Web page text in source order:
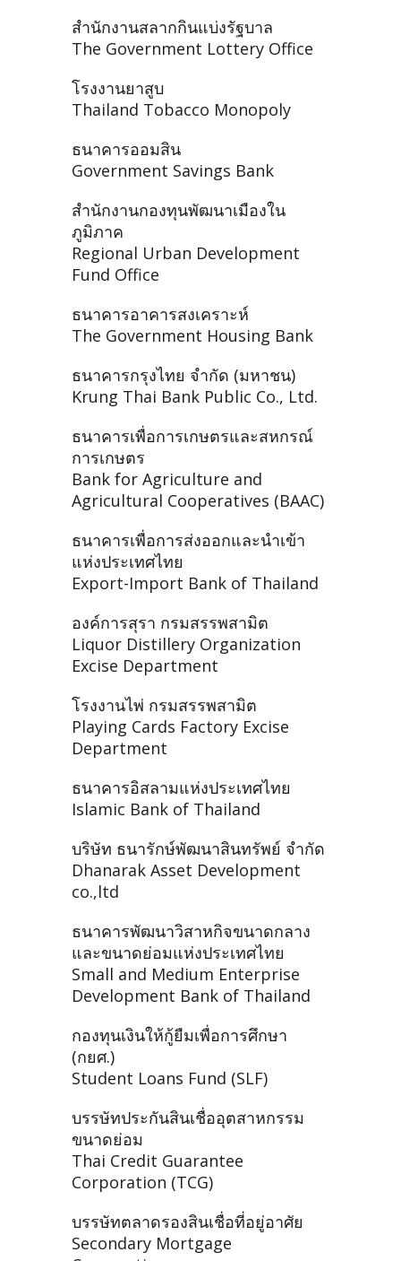
สำนักงานสลากกินแบ่งรัฐบาล
The Government Lottery Office
โรงงานยาสูบ
Thailand Tobacco Monopoly
ธนาคารออมสิน
Government Savings Bank
สำนักงานกองทุนพัฒนาเมืองใน
ภูมิภาค
Regional Urban Development
Fund Office
ธนาคารอาคารสงเคราะห์
The Government Housing Bank
ธนาคารกรุงไทย จำกัด (มหาชน)
Krung Thai Bank Public Co., Ltd.
ธนาคารเพื่อการเกษตรและสหกรณ์
การเกษตร
Bank for Agriculture and
Agricultural Cooperatives (BAAC)
ธนาคารเพื่อการส่งออกและนำเข้า
แห่งประเทศไทย
Export-Import Bank of Thailand
องค์การสุรา กรมสรรพสามิต
Liquor Distillery Organization
Excise Department
โรงงานไพ่ กรมสรรพสามิต
Playing Cards Factory Excise
Department
ธนาคารอิสลามแห่งประเทศไทย
Islamic Bank of Thailand
บริษัท ธนารักษ์พัฒนาสินทรัพย์ จำกัด
Dhanarak Asset Development
co.,ltd
ธนาคารพัฒนาวิสาหกิจขนาดกลาง
และขนาดย่อมแห่งประเทศไทย
Small and Medium Enterprise
Development Bank of Thailand
กองทุนเงินให้กู้ยืมเพื่อการศึกษา
(กยศ.)
Student Loans Fund (SLF)
บรรษัทประกันสินเชื่ออุตสาหกรรม
ขนาดย่อม
Thai Credit Guarantee
Corporation (TCG)
บรรษัทตลาดรองสินเชื่อที่อยู่อาศัย
Secondary Mortgage